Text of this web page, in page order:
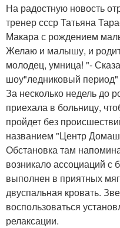
На радостную новость
тренер ссср Татьяна
Макара с рождением
Желаю и малышу, и
молодец, умница! "-
шоу"ледниковый период"
За несколько недель до
приехала в больницу,
пройдет без
названием "Центр
Обстановка там
возникало ассоциаций с
выполнен в приятных
двуспальная кровать.
воспользоваться
релаксации.